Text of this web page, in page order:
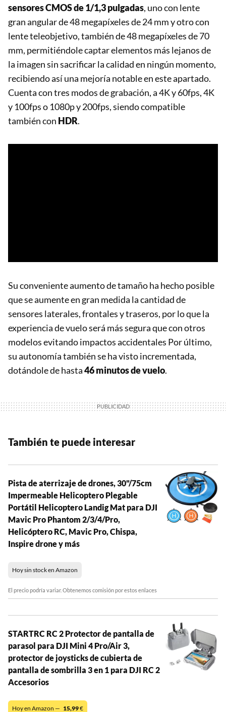
sensores CMOS de 1/1,3 pulgadas, uno con lente
gran angular de 48 megapíxeles de 24 mm y otro con
lente teleobjetivo, también de 48 megapíxeles de 70
mm, permitiéndole captar elementos más lejanos de
la imagen sin sacrificar la calidad en ningún momento,
recibiendo así una mejoría notable en este apartado.
Cuenta con tres modos de grabación, a 4K y 60fps, 4K
y 100fps o 1080p y 200fps, siendo compatible
también con HDR.
Su conveniente aumento de tamaño ha hecho posible
que se aumente en gran medida la cantidad de
sensores laterales, frontales y traseros, por lo que la
experiencia de vuelo será más segura que con otros
modelos evitando impactos accidentales Por último,
su autonomía también se ha visto incrementada,
dotándole de hasta46 minutos de vuelo.
También te puede interesar
Pista de aterrizaje de drones, 30"/75cm
Impermeable Helicoptero Plegable
Portátil Helicoptero Landig Mat para DJI
Mavic Pro Phantom 2/3/4/Pro,
Helicóptero RC, Mavic Pro, Chispa,
Inspire drone y más
Hoy sin stock en Amazon
El precio podría variar. Obtenemos comisión por estos enlaces
STARTRC RC 2 Protector de pantalla de
parasol para DJI Mini 4 Pro/Air 3,
protector de joysticks de cubierta de
pantalla de sombrilla 3 en 1 para DJI RC 2
Accesorios
Hoy en Amazon — 15,99€